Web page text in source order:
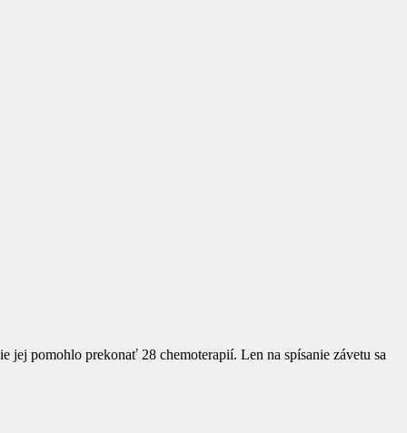
pomohlo prekonať 28 chemoterapií. Len na spísanie závetu sa